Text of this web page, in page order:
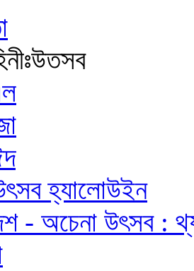
হ্যালোউইন
- অচেনা উৎসব :